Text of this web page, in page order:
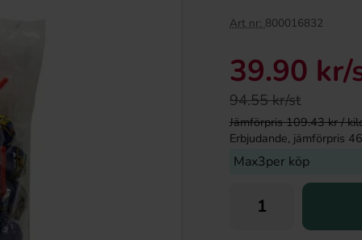
Art nr: 800016832
39.90 kr/
94.55 kr/st
Jämförpris 109.43 kr /
Erbjudande, jämförpris
Max3per köp